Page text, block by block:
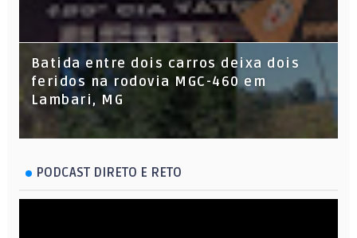
Batida entre dois carros deixa dois
feridos na rodovia MGC-460 em
Lambari, MG
PODCAST DIRETO E RETO